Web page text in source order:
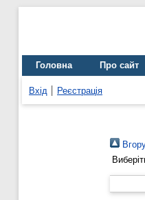
Головна Про сайт
Вхід Реєстрація